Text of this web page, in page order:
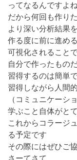
ってなるんですよ
だから何回も作り
より深い分析結果
作る度に前に進め
可視化されること
自分で作ったもの
習得するのは簡単
習得しながら人間
（コミュニケーシ
学ぶこと自体がと
これからコラージ
る予定です
その際にはぜひご
さーてさて